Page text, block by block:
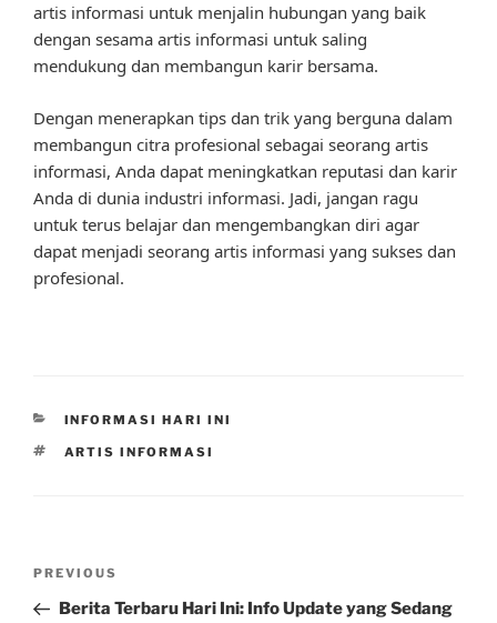
artis informasi untuk menjalin hubungan yang baik
dengan sesama artis informasi untuk saling
mendukung dan membangun karir bersama.
Dengan menerapkan tips dan trik yang berguna dalam
membangun citra profesional sebagai seorang artis
informasi, Anda dapat meningkatkan reputasi dan karir
Anda di dunia industri informasi. Jadi, jangan ragu
untuk terus belajar dan mengembangkan diri agar
dapat menjadi seorang artis informasi yang sukses dan
profesional.
CATEGORIES
INFORMASI HARI INI
TAGS
ARTIS INFORMASI
Previous
Post
PREVIOUS
Berita Terbaru Hari Ini: Info Update yang Sedang